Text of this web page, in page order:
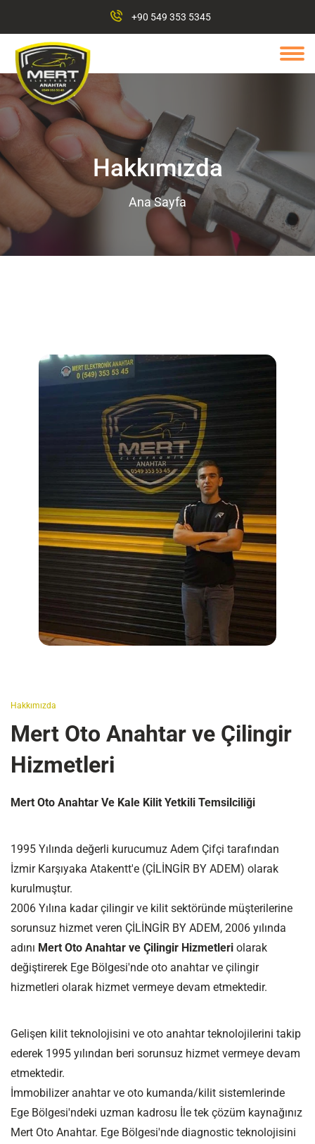
+90 549 353 5345
Hakkımızda
Ana Sayfa
Hakkımızda
Mert Oto Anahtar ve Çilingir
Hizmetleri
Mert Oto Anahtar Ve Kale Kilit Yetkili Temsilciliği
1995 Yılında değerli kurucumuz Adem Çifçi tarafından
İzmir Karşıyaka Atakentt'e (ÇİLİNGİR BY ADEM) olarak
kurulmuştur.
2006 Yılına kadar çilingir ve kilit sektöründe müşterilerine
sorunsuz hizmet veren ÇİLİNGİR BY ADEM, 2006 yılında
adını Mert Oto Anahtar ve Çilingir Hizmetleri olarak
değiştirerek Ege Bölgesi'nde oto anahtar ve çilingir
hizmetleri olarak hizmet vermeye devam etmektedir.
Gelişen kilit teknolojisini ve oto anahtar teknolojilerini takip
ederek 1995 yılından beri sorunsuz hizmet vermeye devam
etmektedir.
İmmobilizer anahtar ve oto kumanda/kilit sistemlerinde
Ege Bölgesi'ndeki uzman kadrosu İle tek çözüm kaynağınız
Mert Oto Anahtar. Ege Bölgesi'nde diagnostic teknolojisini